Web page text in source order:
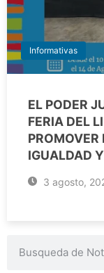
Informativas
EL PODER
FERIA DEL
PROMOVER
IGUALDAD
3 agosto,